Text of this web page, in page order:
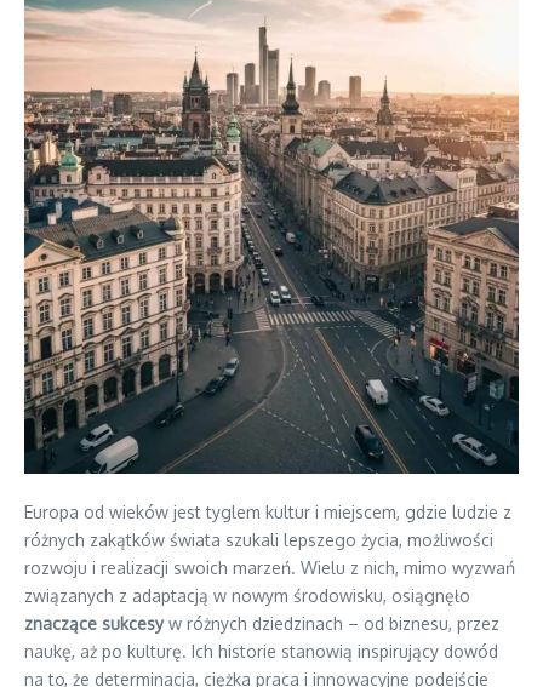
Europa od wieków jest tyglem kultur i miejscem, gdzie ludzie z
różnych zakątków świata szukali lepszego życia, możliwości
rozwoju i realizacji swoich marzeń. Wielu z nich, mimo wyzwań
związanych z adaptacją w nowym środowisku, osiągnęło
znaczące sukcesyw różnych dziedzinach – od biznesu, przez
naukę, aż po kulturę. Ich historie stanowią inspirujący dowód
na to, że determinacja, ciężka praca i innowacyjne podejście